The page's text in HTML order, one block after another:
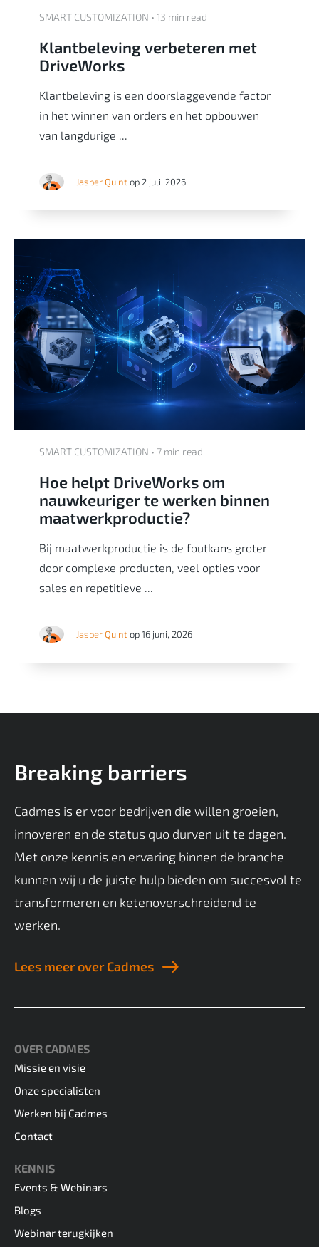
SMART CUSTOMIZATION • 13 min read
Klantbeleving verbeteren met
DriveWorks
Klantbeleving is een doorslaggevende factor
in het winnen van orders en het opbouwen
van langdurige ...
Jasper Quintop 2 juli, 2026
SMART CUSTOMIZATION • 7 min read
Hoe helpt DriveWorks om
nauwkeuriger te werken binnen
maatwerkproductie?
Bij maatwerkproductie is de foutkans groter
door complexe producten, veel opties voor
sales en repetitieve ...
Jasper Quintop 16 juni, 2026
Breaking barriers
Cadmes is er voor bedrijven die willen groeien,
innoveren en de status quo durven uit te dagen.
Met onze kennis en ervaring binnen de branche
kunnen wij u de juiste hulp bieden om succesvol te
transformeren en ketenoverschreidend te
werken.
Lees meer over Cadmes
OVER CADMES
Missie en visie
Onze specialisten
Werken bij Cadmes
Contact
KENNIS
Events & Webinars
Blogs
Webinar terugkijken